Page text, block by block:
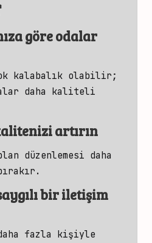
göre odalar
kalabalık olabilir;
daha kaliteli
artırın
düzenlemesi daha
bir iletişim
daha fazla kişiyle